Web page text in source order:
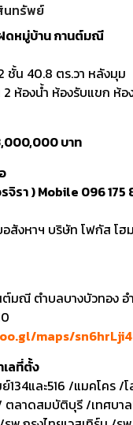
นทรัพย์
ดหมู่บ้าน กานต์มณี
ชั้น 40.8 ตร.วา หลังมุม
2 ห้องน้ำ ห้องรับแขก ห้
บาท
รา ) Mobile 096 175
สังหาฯ บริษัท โฟกัส โ
ต์มณี ตำบลบางบัวทอง อ
maps/
เลที่ตั้ง
ย์134และ516 /แมคโคร
ลาดสมบัติบุรี /เทศบาล